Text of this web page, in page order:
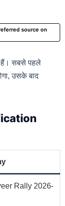
source on
हैं। सबसे पहले
उसके बाद
Rally 2026-